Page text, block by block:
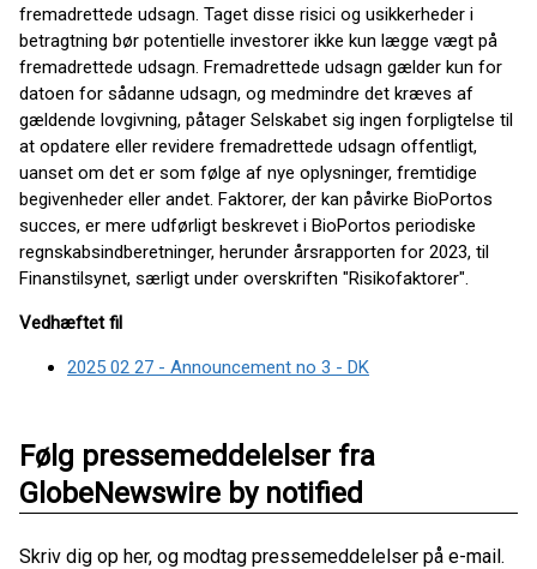
fremadrettede udsagn. Taget disse risici og usikkerheder i
betragtning bør potentielle investorer ikke kun lægge vægt på
fremadrettede udsagn. Fremadrettede udsagn gælder kun for
datoen for sådanne udsagn, og medmindre det kræves af
gældende lovgivning, påtager Selskabet sig ingen forpligtelse til
at opdatere eller revidere fremadrettede udsagn offentligt,
uanset om det er som følge af nye oplysninger, fremtidige
begivenheder eller andet. Faktorer, der kan påvirke BioPortos
succes, er mere udførligt beskrevet i BioPortos periodiske
regnskabsindberetninger, herunder årsrapporten for 2023, til
Finanstilsynet, særligt under overskriften "Risikofaktorer".
Vedhæftet fil
2025 02 27 - Announcement no 3 - DK
Følg pressemeddelelser fra
GlobeNewswire by notified
Skriv dig op her, og modtag pressemeddelelser på e-mail.